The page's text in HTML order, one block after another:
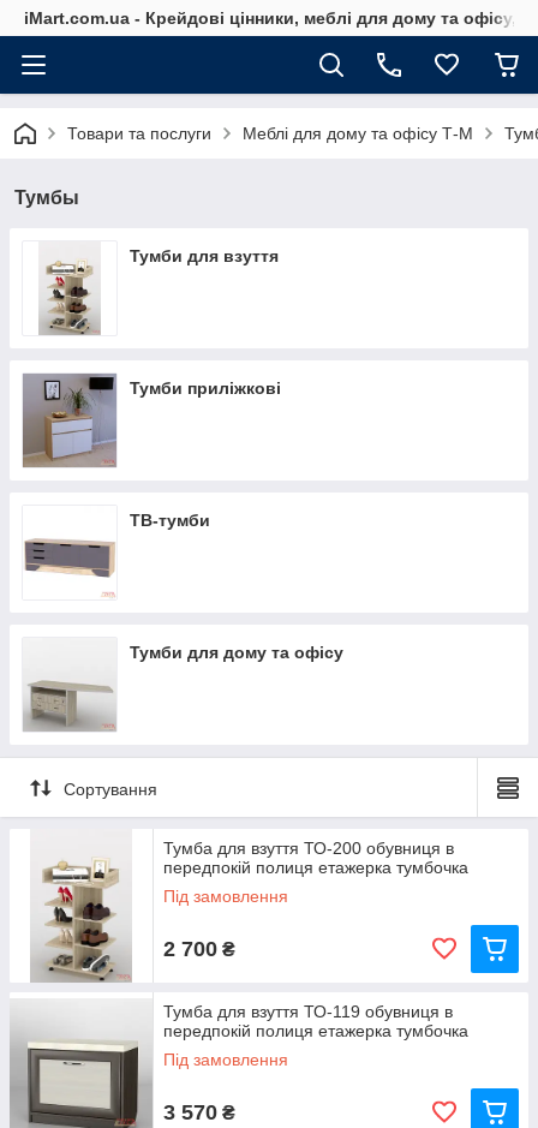
iMart.com.ua - Крейдові цінники, меблі для дому та офісу,
Товари та послуги Меблі для дому та офісу Т-М
Тумбы
Тумби для взуття
Тумби приліжкові
ТВ-тумби
Тумби для дому та офісу
Сортування
Тумба для взуття ТО-200 обувниця в
передпокій полиця етажерка тумбочка
Під замовлення
2 700 ₴
Тумба для взуття ТО-119 обувниця в
передпокій полиця етажерка тумбочка
Під замовлення
3 570 ₴